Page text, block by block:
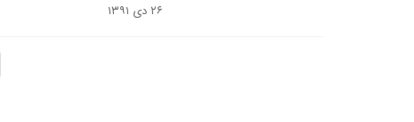
۲۶ دی ۱۳۹۱